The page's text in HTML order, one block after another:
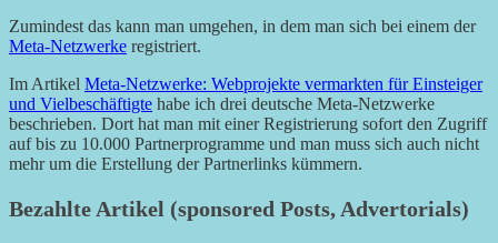
Zumindest das kann man umgehen, in dem man sich bei einem der
Meta-Netzwerke registriert.
Im Artikel Meta-Netzwerke: Webprojekte vermarkten für Einsteiger
und Vielbeschäftigte habe ich drei deutsche Meta-Netzwerke
beschrieben. Dort hat man mit einer Registrierung sofort den Zugriff
auf bis zu 10.000 Partnerprogramme und man muss sich auch nicht
mehr um die Erstellung der Partnerlinks kümmern.
Bezahlte Artikel (sponsored Posts, Advertorials)